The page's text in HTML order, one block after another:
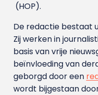
(HOP).
De redactie bestaat
Zij werken in
basis van vrije
beïnvloeding van
geborgd door een
wordt bijgestaan